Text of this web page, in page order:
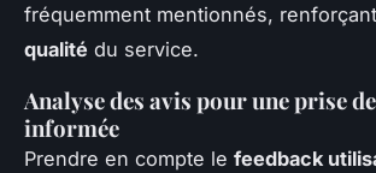
fréquemment mentionnés,
qualité du service.
Analyse des avis pour une prise
informée
Prendre en compte le feedback